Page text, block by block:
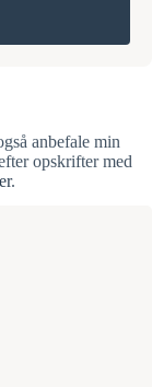
anbefale min
opskrifter med
.